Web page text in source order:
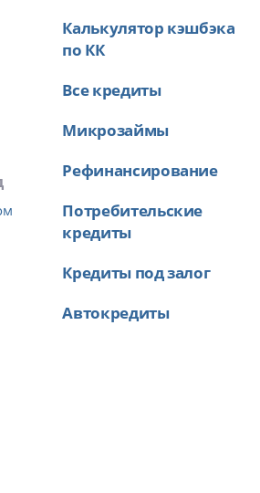
Калькулятор кэшбэка
по КК
Все кредиты
Микрозаймы
Рефинансирование
Потребительские
кредиты
Кредиты под залог
Автокредиты